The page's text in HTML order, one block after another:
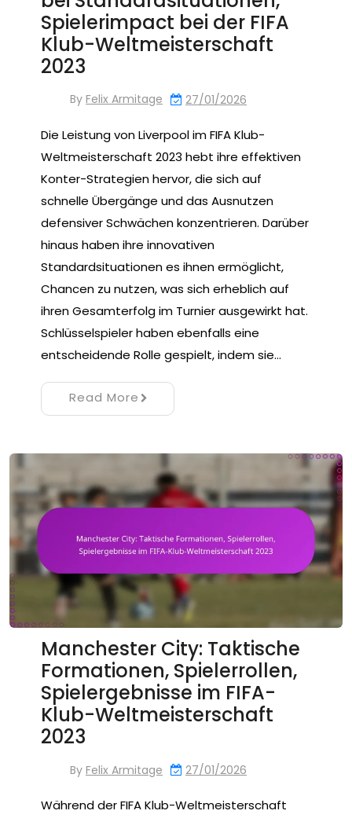
Spielerimpact bei der FIFA
Klub-Weltmeisterschaft
2023
By Felix Armitage 27/01/2026
Die Leistung von Liverpool im FIFA Klub-
Weltmeisterschaft 2023 hebt ihre effektiven
Konter-Strategien hervor, die sich auf
schnelle Übergänge und das Ausnutzen
defensiver Schwächen konzentrieren. Darüber
hinaus haben ihre innovativen
Standardsituationen es ihnen ermöglicht,
Chancen zu nutzen, was sich erheblich auf
ihren Gesamterfolg im Turnier ausgewirkt hat.
Schlüsselspieler haben ebenfalls eine
entscheidende Rolle gespielt, indem sie…
Read More
Manchester City: Taktische
Formationen, Spielerrollen,
Spielergebnisse im FIFA-
Klub-Weltmeisterschaft
2023
By Felix Armitage 27/01/2026
Während der FIFA Klub-Weltmeisterschaft